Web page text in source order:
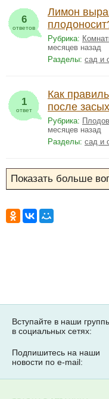
6
ответов
Лимон
Рубрика:
месяцев назад
Разделы: сад и
1
ответ
Как
после
Рубрика:
месяцев назад
Разделы: сад и
Вступайте в наши
в социальных сетях:
Подпишитесь на наши
новости по e-mail: